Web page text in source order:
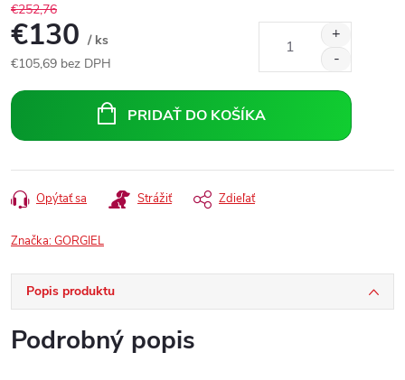
€252,76
€130 / ks
€105,69 bez DPH
cena:
PRIDAŤ DO KOŠÍKA
Opýtať sa Strážiť Zdieľať
Značka:GORGIEL
Popis produktu
Podrobný popis